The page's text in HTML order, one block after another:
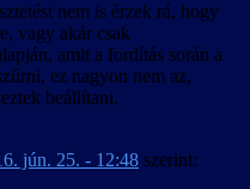
nem is érzek rá, hogy
vagy akár csak
amit a fordítás során a
ez nagyon nem az,
beállítani.
jún. 25. - 12:48 szerint: